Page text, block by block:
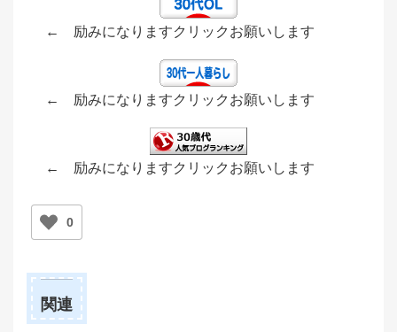
← 励みになりますクリックお願いします
← 励みになりますクリックお願いします
← 励みになりますクリックお願いします
0
関連